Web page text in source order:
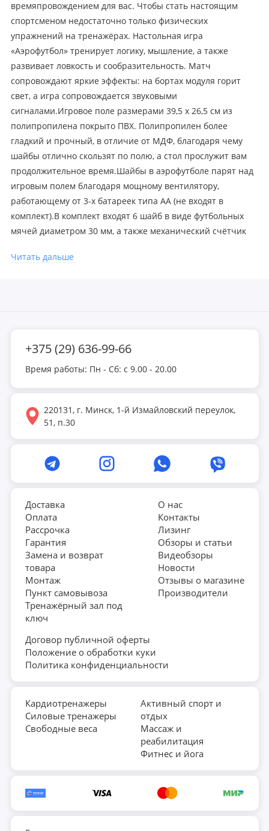
времяпровождением для вас. Чтобы стать настоящим
спортсменом недостаточно только физических
упражнений на тренажёрах. Настольная игра
«Аэрофутбол» тренирует логику, мышление, а также
развивает ловкость и сообразительность. Матч
сопровождают яркие эффекты: на бортах модуля горит
свет, а игра сопровождается звуковыми
сигналами.Игровое поле размерами 39,5 х 26,5 см из
полипропилена покрыто ПВХ. Полипропилен более
гладкий и прочный, в отличие от МДФ, благодаря чему
шайбы отлично скользят по полю, а стол прослужит вам
продолжительное время.Шайбы в аэрофутболе парят над
игровым полем благодаря мощному вентилятору,
работающему от 3-х батареек типа АА (не входят в
комплект).В комплект входят 6 шайб в виде футбольных
мячей диаметром 30 мм, а также механический счётчик
другом, задача каждого — забить как можно больше голов
табло. Победит тот, кто сумеет набрать больше всех
баллов.
Читать дальше
+375 (29) 636-99-66
Время работы: Пн - Сб: с 9.00 - 20.00
220131, г. Минск, 1-й Измайловский переулок,
51, п.30
Доставка
Оплата
Рассрочка
Гарантия
Замена и возврат
товара
Монтаж
Пункт самовывоза
Тренажёрный зал под
ключ
О нас
Контакты
Лизинг
Обзоры и статьи
Видеобзоры
Новости
Отзывы о магазине
Производители
Договор публичной оферты
Положение о обработки куки
Политика конфиденциальности
Кардиотренажеры
Силовые тренажеры
Свободные веса
Активный спорт и
отдых
Массаж и
реабилитация
Фитнес и йога